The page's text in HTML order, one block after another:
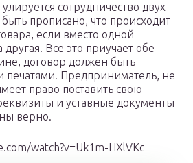
сотрудничество двух
прописано, что происходит
если вместо одной
Все это приучает обе
договор должен быть
печатями. Предприниматель, не
право поставить свою
и уставные документы
верно.
watch?v=Uk1m-HXlVKc